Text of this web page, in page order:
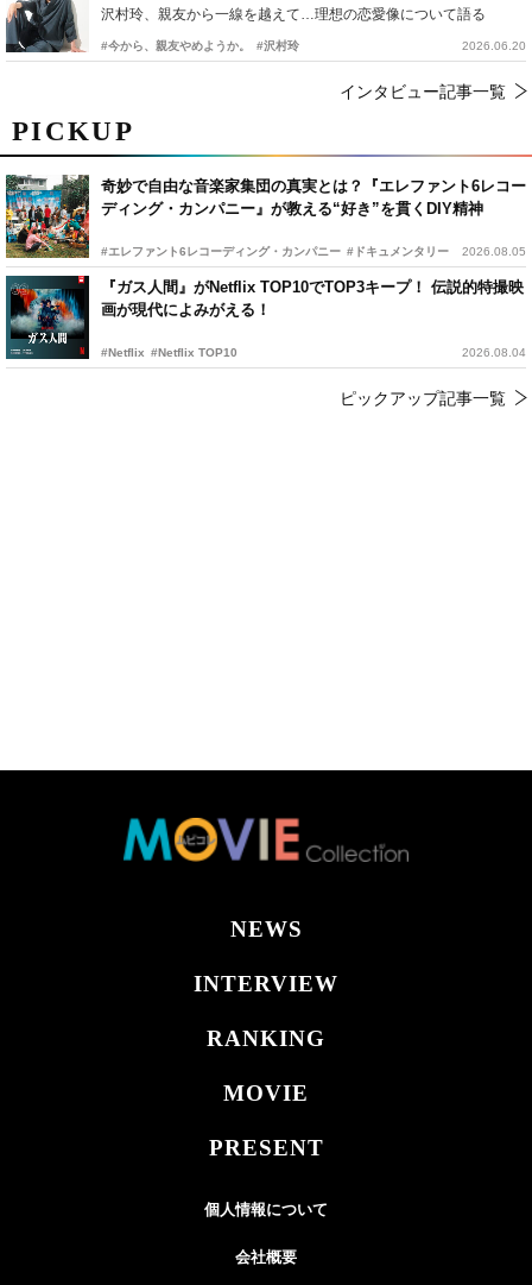
PICKUP
奇妙で自由な音楽家集団の真実とは？『エレファント6レコー
ディング・カンパニー』が教える“好き”を貫くDIY精神
#エレファント6レコーディング・カンパニー #ドキュメンタリー 2026.08.05
『ガス人間』がNetflix TOP10でTOP3キープ！ 伝説的特撮映
画が現代によみがえる！
#Netflix #Netflix TOP10 2026.08.04
ピックアップ記事一覧
沢村玲、親友から一線を越えて…理想の恋愛像について語る
#今から、親友やめようか。 #沢村玲 2026.06.20
インタビュー記事一覧
NEWS
INTERVIEW
RANKING
MOVIE
PRESENT
個人情報について
会社概要